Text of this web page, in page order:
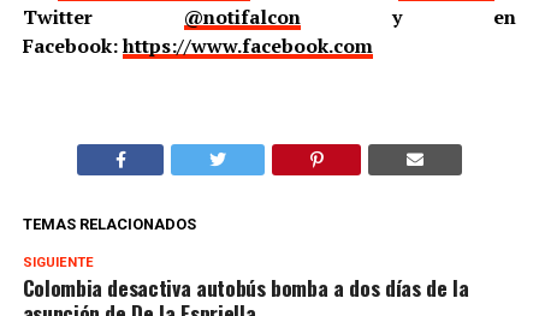
Twitter @notifalcony en
Facebook:https://www.facebook.com
TEMAS RELACIONADOS
SIGUIENTE
Colombia desactiva autobús bomba a dos días de la